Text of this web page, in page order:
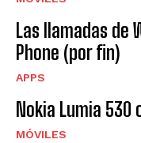
Las llamadas de
Phone (por fin)
APPS
Nokia Lumia
MÓVILES